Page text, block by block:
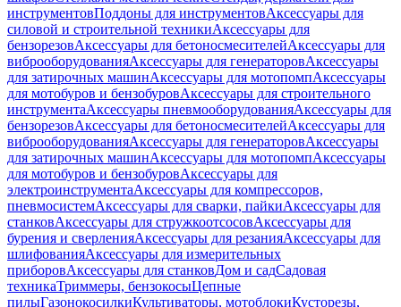
инструментовПоддоны для инструментовАксессуары для
силовой и строительной техникиАксессуары для
бензорезовАксессуары для бетоносмесителейАксессуары для
виброоборудованияАксессуары для генераторовАксессуары
для затирочных машинАксессуары для мотопомпАксессуары
для мотобуров и бензобуровАксессуары для строительного
инструментаАксессуары пневмооборудованияАксессуары для
бензорезовАксессуары для бетоносмесителейАксессуары для
виброоборудованияАксессуары для генераторовАксессуары
для затирочных машинАксессуары для мотопомпАксессуары
для мотобуров и бензобуровАксессуары для
электроинструментаАксессуары для компрессоров,
пневмосистемАксессуары для сварки, пайкиАксессуары для
станковАксессуары для стружкоотсосовАксессуары для
бурения и сверленияАксессуары для резанияАксессуары для
шлифованияАксессуары для измерительных
приборовАксессуары для станковДом и садСадовая
техникаТриммеры, бензокосыЦепные
пилыГазонокосилкиКультиваторы, мотоблокиКусторезы,